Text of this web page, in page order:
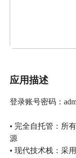
应用描述
登录账号密码：
• 完全自托管：所
源
• 现代技术栈：采